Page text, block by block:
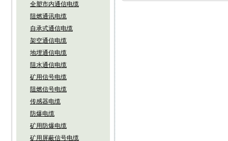
全塑市内通信电缆
阻燃通讯电缆
自承式通信电缆
架空通信电缆
地埋通信电缆
阻水通信电缆
矿用信号电缆
阻燃信号电缆
传感器电缆
防爆电缆
矿用防爆电缆
矿用屏蔽信号电缆